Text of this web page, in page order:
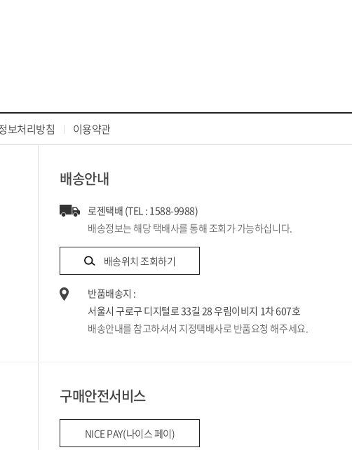
보처리방침 이용약관
배송안내
로젠택배 (TEL : 1588-9988)
배송정보는 해당 택배사를 통해 조회가 가능하십니다.
배송위치 조회하기
반품배송지 :
서울시 구로구 디지털로 33길 28 우림이비지 1차 607호
배송안내를 참고하셔서 지정택배사로 반품요청 해주세요.
구매안전서비스
NICE PAY(나이스 페이)